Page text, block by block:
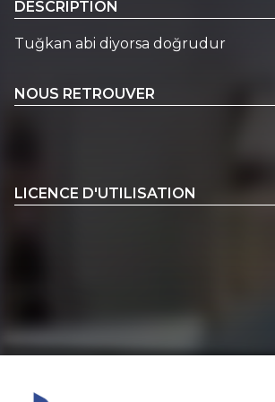
DESCRIPTION
Tuğkan abi diyorsa doğrudur
NOUS RETROUVER
LICENCE D'UTILISATION